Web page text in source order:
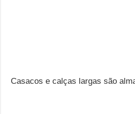
Casacos e calças largas são